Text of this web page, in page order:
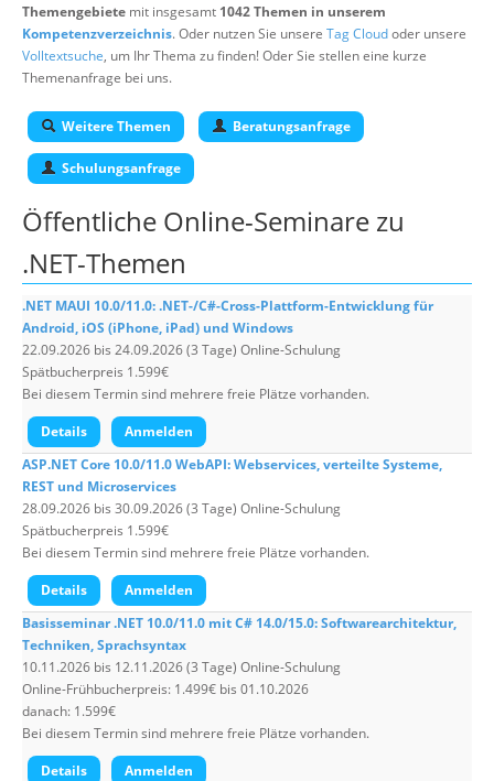
Themengebiete mit insgesamt 1042 Themen in unserem
Kompetenzverzeichnis. Oder nutzen Sie unsere Tag Cloudoder unsere
Volltextsuche, um Ihr Thema zu finden! Oder Sie stellen eine kurze
Themenanfrage bei uns.
Weitere Themen Beratungsanfrage
Schulungsanfrage
Öffentliche Online-Seminare zu
.NET-Themen
.NET MAUI 10.0/11.0: .NET-/C#-Cross-Plattform-Entwicklung für
Android, iOS (iPhone, iPad) und Windows
22.09.2026 bis 24.09.2026 (3 Tage) Online-Schulung
Spätbucherpreis 1.599€
Bei diesem Termin sind mehrere freie Plätze vorhanden.
Details
Anmelden
ASP.NET Core 10.0/11.0 WebAPI: Webservices, verteilte Systeme,
REST und Microservices
28.09.2026 bis 30.09.2026 (3 Tage) Online-Schulung
Spätbucherpreis 1.599€
Bei diesem Termin sind mehrere freie Plätze vorhanden.
Details
Anmelden
Basisseminar .NET 10.0/11.0 mit C# 14.0/15.0: Softwarearchitektur,
Techniken, Sprachsyntax
10.11.2026 bis 12.11.2026 (3 Tage) Online-Schulung
Online-Frühbucherpreis: 1.499€ bis 01.10.2026
danach: 1.599€
Bei diesem Termin sind mehrere freie Plätze vorhanden.
Details
Anmelden